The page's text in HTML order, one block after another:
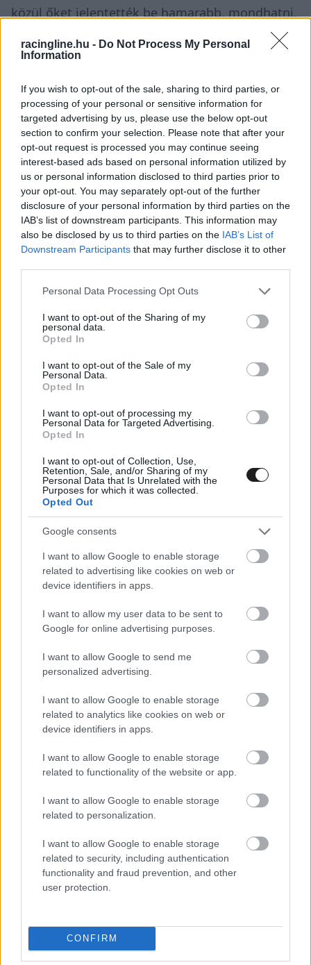
racingline.hu - Do Not Process My Personal
Information
If you wish to opt-out of the sale, sharing to third parties, or
processing of your personal or sensitive information for
targeted advertising by us, please use the below opt-out
section to confirm your selection. Please note that after your
opt-out request is processed you may continue seeing
interest-based ads based on personal information utilized by
us or personal information disclosed to third parties prior to
your opt-out. You may separately opt-out of the further
disclosure of your personal information by third parties on the
IAB’s list of downstream participants. This information may
also be disclosed by us to third parties on the IAB’s List of
Downstream Participants that may further disclose it to other
Please note that this website/app uses one or more Google
not limited to your visit or usage behaviour. You may click to
grant or deny consent to Google and its third-party tags to
use your data for below specified purposes in below Google
consent section.
Personal Data Processing Opt Outs
I want to opt-out of the Sharing of my
personal data.
Opted In
I want to opt-out of the Sale of my
Personal Data.
Opted In
I want to opt-out of processing my
Personal Data for Targeted Advertising.
Opted In
I want to opt-out of Collection, Use,
Retention, Sale, and/or Sharing of my
Personal Data that Is Unrelated with the
Purposes for which it was collected.
Opted Out
Google consents
I want to allow Google to enable storage
related to advertising like cookies on web or
device identifiers in apps.
I want to allow my user data to be sent to
Google for online advertising purposes.
I want to allow Google to send me
personalized advertising.
I want to allow Google to enable storage
related to analytics like cookies on web or
device identifiers in apps.
I want to allow Google to enable storage
related to functionality of the website or app.
I want to allow Google to enable storage
related to personalization.
I want to allow Google to enable storage
related to security, including authentication
functionality and fraud prevention, and other
user protection.
CONFIRM
közül őket jelentették be hamarabb, mondhatni,
Petrucci Toprak Razgatlıoğlu helyét vette át. Azt
határozottan ki lehet jelenteni, hogy eddig
M1000RR-ből, de vezetéstechnikai tanácsot nem
adott utódjának. Ezzel együtt nemrég üzentek
egymásnak.
„A vezetést illetően nem – reagált a tanácsadást
érintő kérdésünkre. – Ő is örült az
érkezésemnek, amikor megjelentek a hírek. A
Phillip Island-i forduló után írt nekem egy
üzenetet, amelyben elmondta, nyugodtnak kell
maradnom és alkalmazkodnom kell a motorhoz.
Megköszöntem, és közöltem vele, hogy neki
többé-kevésbé ugyanezt kell tennie. »Merthogy
nagyon erős versenyző vagy.« Különösen
emberként kedvelem őt, és nagyon boldogan
olvastam az üzenetét. A MotoGP-ben egyszerűen
némi időre van szüksége, hogy elsajátítsa a
vélem, hamarosan ott is sikeres lesz.”
Petrucci – csapattársával, Miguel Oliveirával
együtt – nehéz örökséget vesz át, hiszen azon a
motoron ül, amely Razgatlıoğlu révén az előző
két évben megnyerte az egyéni
felállított. A háromszoros Superbike-világbajnoki
futamgyőztes arról is beszélt, hogy ez mekkora
extra terhet jelent neki.
„Nagy nyomás nehezedik a vállamra, az biztos –